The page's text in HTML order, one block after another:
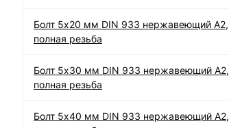
Болт 5х20 мм DIN 933 нержавеющий А2,
полная резьба
Болт 5х30 мм DIN 933 нержавеющий А2,
полная резьба
Болт 5х40 мм DIN 933 нержавеющий А2,